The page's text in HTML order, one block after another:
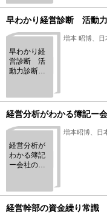
早わかり経営診断 活動
早わかり経
営診断 活
動力診断か
増本 昭博、
経営分析がわかる簿記ー
経営分析が
わかる簿記
ー会社の成
増本昭博、日
経営幹部の資金繰り常識